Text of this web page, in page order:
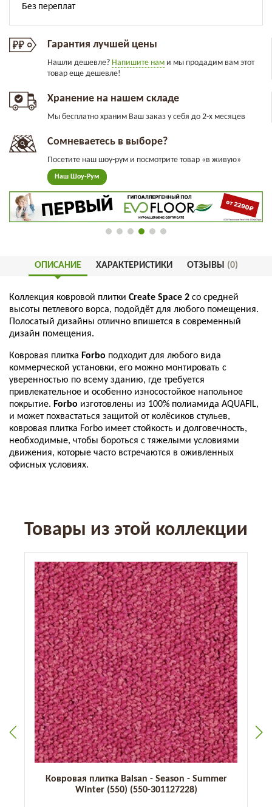
Гарантия лучшей цены
Нашли дешевле? Напишите нам и мы продадим вам этот
товар еще дешевле!
Хранение на нашем складе
Мы бесплатно храним Ваш заказ у себя до 2-х месяцев
Сомневаетесь в выборе?
Посетите наш шоу-рум и посмотрите товар «в живую»
Наш Шоу-Рум
ОПИСАНИЕ ХАРАКТЕРИСТИКИ ОТЗЫВЫ (0)
Коллекция ковровой плитки Create Space 2 со средней
высоты петлевого ворса, подойдёт для любого помещения.
Полосатый дизайны отлично впишется в современный
дизайн помещения.
Ковровая плитка Forbo подходит для любого вида
коммерческой установки, его можно монтировать с
уверенностью по всему зданию, где требуется
привлекательное и особенно износостойкое напольное
покрытие. Forbo изготовлены из 100% полиамида AQUAFIL,
и может похвастаться защитой от колёсиков стульев,
ковровая плитка Forbo имеет стойкость и долговечность,
необходимые, чтобы бороться с тяжелыми условиями
движения, которые часто встречаются в оживленных
офисных условиях.
Товары из этой коллекции
Ковровая плитка Balsan - Season - Summer
Winter (550) (550-301127228)